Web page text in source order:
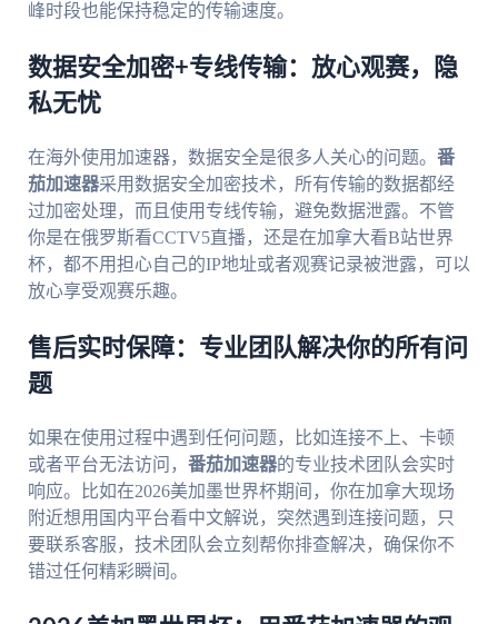
峰时段也能保持稳定的传输速度。
数据安全加密+专线传输：放心观赛，隐
私无忧
在海外使用加速器，数据安全是很多人关心的问题。 番
茄加速器采用数据安全加密技术，所有传输的数据都经
过加密处理，而且使用专线传输，避免数据泄露。不管
你是在俄罗斯看CCTV5直播，还是在加拿大看B站世界
杯，都不用担心自己的IP地址或者观赛记录被泄露，可以
放心享受观赛乐趣。
售后实时保障：专业团队解决你的所有问
题
如果在使用过程中遇到任何问题，比如连接不上、卡顿
或者平台无法访问， 番茄加速器的专业技术团队会实时
响应。比如在2026美加墨世界杯期间，你在加拿大现场
附近想用国内平台看中文解说，突然遇到连接问题，只
要联系客服，技术团队会立刻帮你排查解决，确保你不
错过任何精彩瞬间。